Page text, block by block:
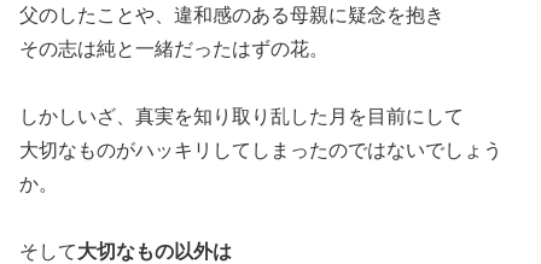
父のしたことや、違和感のある母親に疑念を抱き
その志は純と一緒だったはずの花。
しかしいざ、真実を知り取り乱した月を目前にして
大切なものがハッキリしてしまったのではないでしょう
か。
そして大切なもの以外は